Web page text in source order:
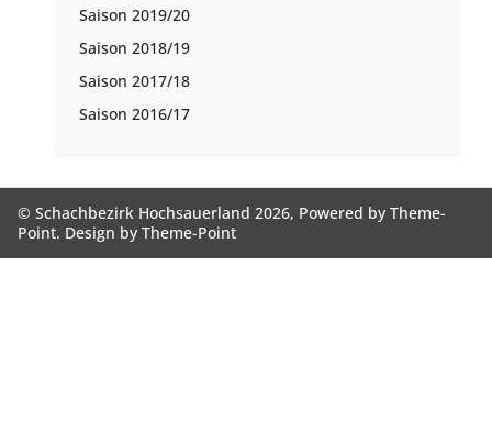
Saison 2019/20
Saison 2018/19
Saison 2017/18
Saison 2016/17
© Schachbezirk Hochsauerland 2026, Powered byTheme-
Point. Design byTheme-Point